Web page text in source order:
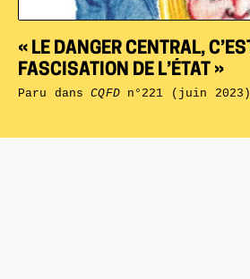
« LE DANGER CENTRAL,
FASCISATION DE L’ÉTAT »
Paru dansCQFDn°221 (juin 2023)